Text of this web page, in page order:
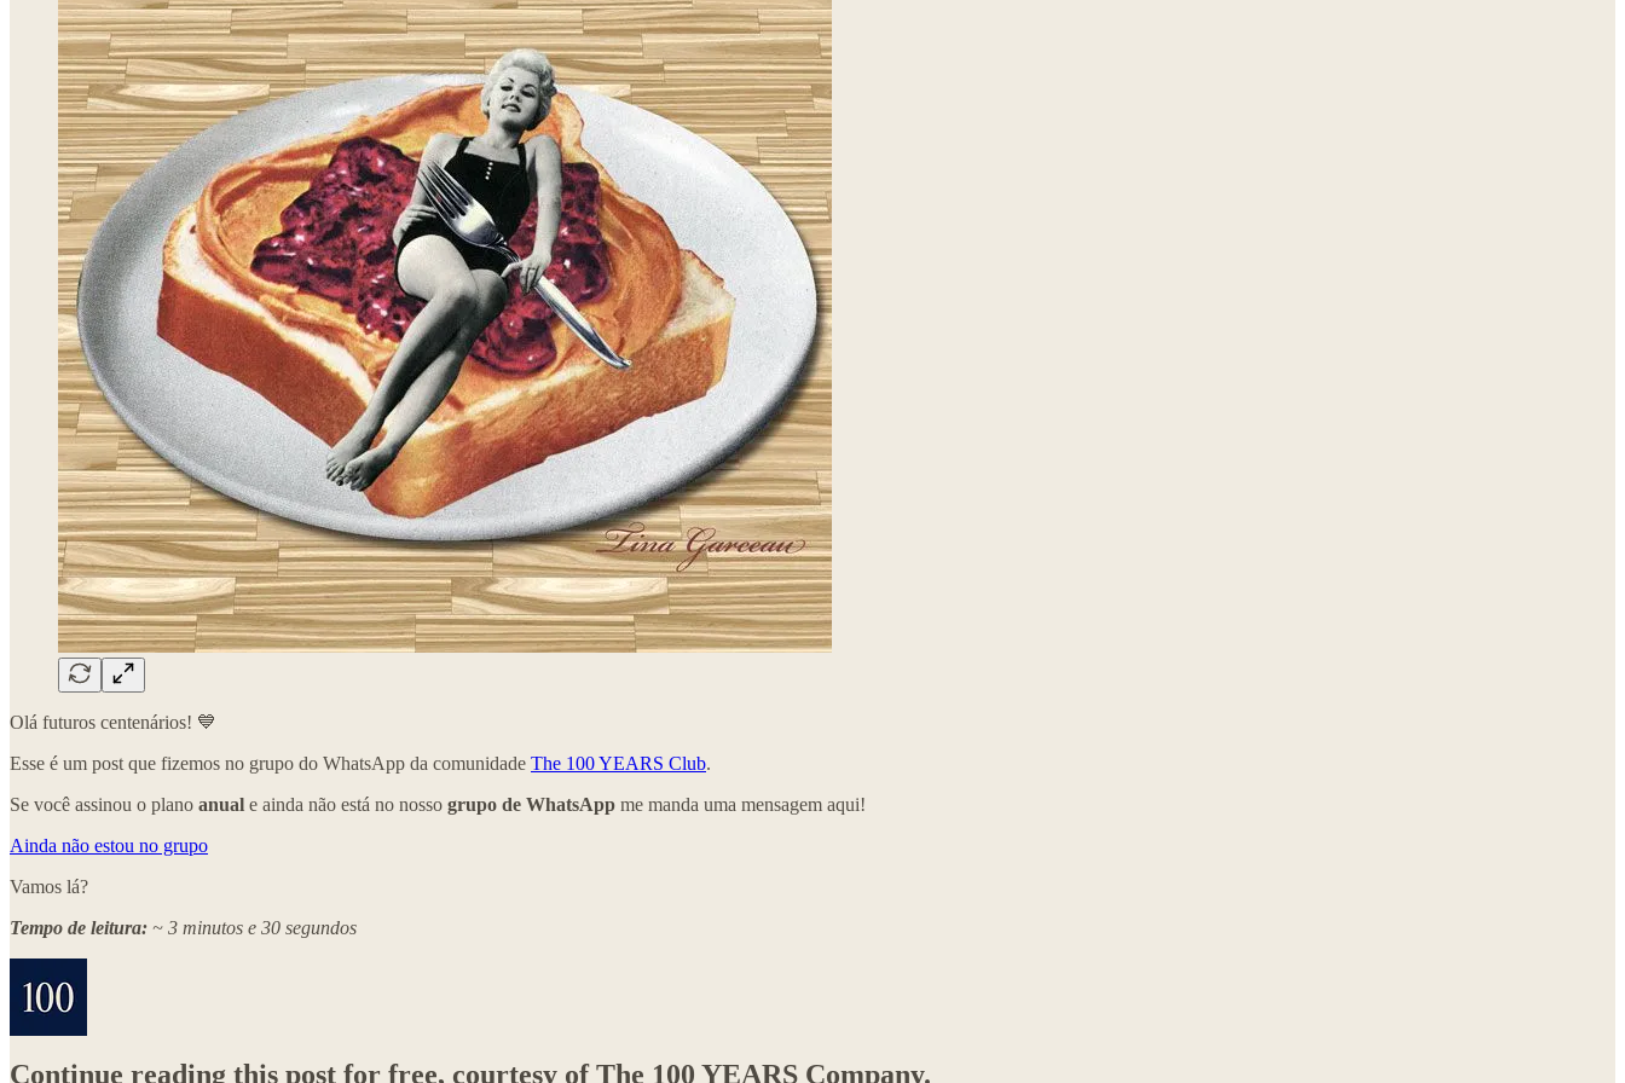
Olá futuros centenários! 💙
Esse é um post que fizemos no grupo do WhatsApp da comunidade The 100 YEARS Club.
Se você assinou o plano anual e ainda não está no nosso grupo de WhatsApp me manda uma mensagem aqui!
Ainda não estou no grupo
Vamos lá?
Tempo de leitura: ~ 3 minutos e 30 segundos
Continue reading this post for free, courtesy of The 100 YEARS Company.